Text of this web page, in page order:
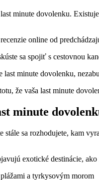
minute dovolenku.
online od
sa spojiť s cestovnou
minute dovolenku,
že vaša last minute
minute
stále sa rozhodujete, kam
exotické destinácie,
a tyrkysovým morom